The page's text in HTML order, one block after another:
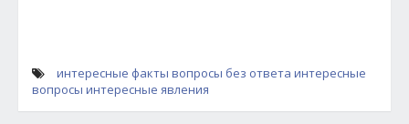
интересные факты вопросы без ответа интересные
вопросы интересные явления